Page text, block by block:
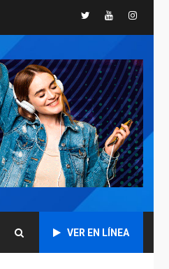
TwitterYoutube
VER EN LÍNEA
GUERRA EN EL MUNDO
Ucrania y Rusia
intensifican
ofensivas de largo
alcance
NACIONALES
TITULARES
ÚLTIMA HORA
Instalan carpas
metálicas como
terminales
Aeropuerto de